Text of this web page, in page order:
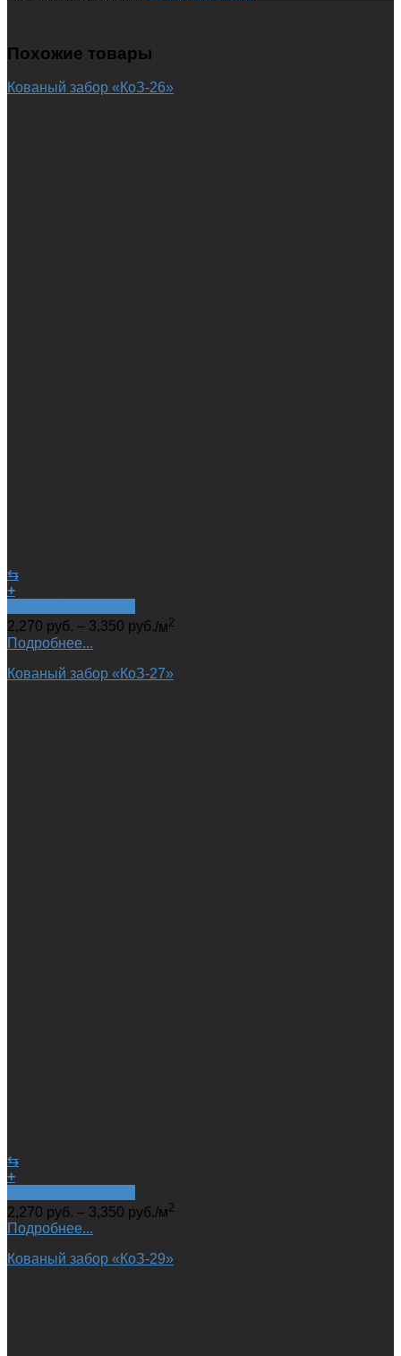
Похожие товары
Кованый забор «КоЗ-26»
⇆
+
2,270 руб. – 3,350 руб./м2
Подробнее...
Кованый забор «КоЗ-27»
⇆
+
2,270 руб. – 3,350 руб./м2
Подробнее...
Кованый забор «КоЗ-29»